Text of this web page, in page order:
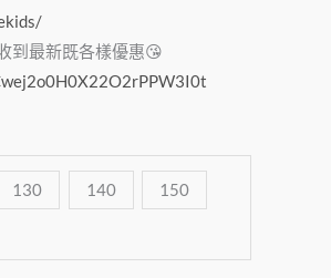
到最新既各樣優惠😘
130 140 150